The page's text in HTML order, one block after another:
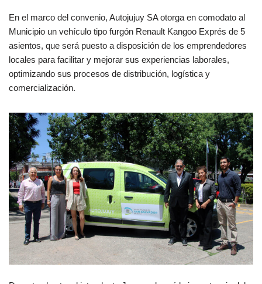
En el marco del convenio, Autojujuy SA otorga en comodato al
Municipio un vehículo tipo furgón Renault Kangoo Exprés de 5
asientos, que será puesto a disposición de los emprendedores
locales para facilitar y mejorar sus experiencias laborales,
optimizando sus procesos de distribución, logística y
comercialización.